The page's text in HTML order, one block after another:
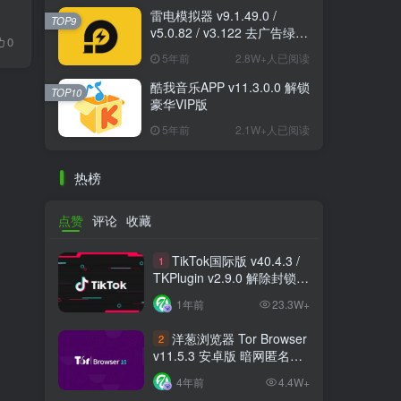
0
雷电模拟器 v9.1.49.0 /
v5.0.82 / v3.122 去广告绿色
5年前 2.8W+人已阅读
TOP9
酷我音乐APP v11.3.0.0 解锁
豪华VIP版
5年前 2.1W+人已阅读
TOP10
热榜
点赞 评论 收藏
1
TikTok国际版 v40.4.3 /
TKPlugin v2.9.0 解除封锁/
中文破解版 支持选国区
1年前 23.3W+
2 洋葱浏览器 Tor Browser
v11.5.3 安卓版 暗网匿名浏
览器
4年前 4.4W+